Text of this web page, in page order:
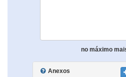
no máximo
Anexos